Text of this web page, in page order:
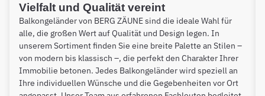
Vielfalt und Qualität vereint
Balkongeländer von BERG ZÄUNE sind die ideale Wahl für
alle, die großen Wert auf Qualität und Design legen. In
unserem Sortiment finden Sie eine breite Palette an Stilen –
von modern bis klassisch –, die perfekt den Charakter Ihrer
Immobilie betonen. Jedes Balkongeländer wird speziell an
Ihre individuellen Wünsche und die Gegebenheiten vor Ort